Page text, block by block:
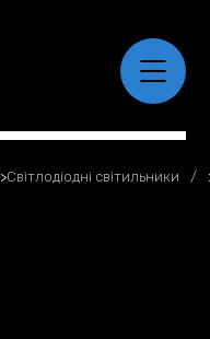
>Світлодіодні світильники